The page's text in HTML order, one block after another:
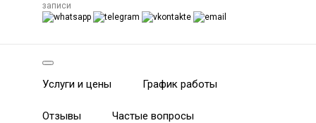
записи
Услуги и цены График работы
Отзывы Частые вопросы